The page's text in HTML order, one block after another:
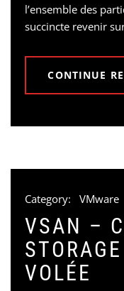
l’ensemble des
succincte revenir
CONTINUE
Category: VMware
VSAN –
VOLÉE